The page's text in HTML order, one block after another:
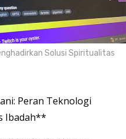
Solusi Spiritualitas
Peran Teknologi
Ibadah**